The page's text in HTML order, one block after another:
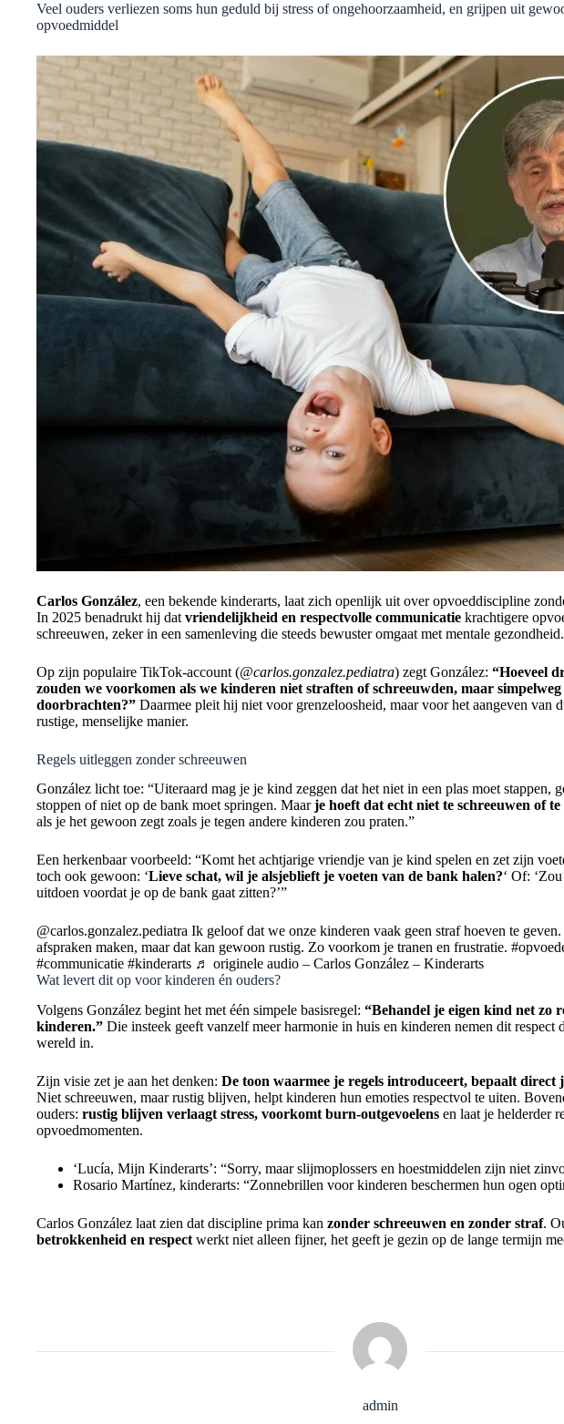
Veel ouders verliezen soms hun geduld bij stress of ongehoorzaamheid, en grijpen uit
opvoedmiddel
Carlos González, een bekende kinderarts, laat zich openlijk uit over opvoeddiscipline
In 2025 benadrukt hij dat vriendelijkheid en respectvolle communicatie krachtigere
schreeuwen, zeker in een samenleving die steeds bewuster omgaat met mentale gezondheid.
Op zijn populaire TikTok-account (@carlos.gonzalez.pediatra) zegt González: “Hoeveel
zouden we voorkomen als we kinderen niet straften of schreeuwden, maar
doorbrachten?” Daarmee pleit hij niet voor grenzeloosheid, maar voor het aangeven van
rustige, menselijke manier.
Regels uitleggen zonder schreeuwen
González licht toe: “Uiteraard mag je je kind zeggen dat het niet in een plas moet stappen,
stoppen of niet op de bank moet springen. Maarje hoeft dat echt niet te schreeuwen of
als je het gewoon zegt zoals je tegen andere kinderen zou praten.”
Een herkenbaar voorbeeld: “Komt het achtjarige vriendje van je kind spelen en zet zijn
toch ook gewoon: ‘Lieve schat, wil je alsjeblieft je voeten van de bank halen?‘ Of:
uitdoen voordat je op de bank gaat zitten?’”
@carlos.gonzalez.pediatra Ik geloof dat we onze kinderen vaak geen straf hoeven te
afspraken maken, maar dat kan gewoon rustig. Zo voorkom je tranen en frustratie.
#communicatie #kinderarts ♬ originele audio – Carlos González – Kinderarts
Wat levert dit op voor kinderen én ouders?
Volgens González begint het met één simpele basisregel: “Behandel je eigen kind net zo
kinderen.” Die insteek geeft vanzelf meer harmonie in huis en kinderen nemen dit respect
wereld in.
Zijn visie zet je aan het denken: De toon waarmee je regels introduceert, bepaalt direct
Niet schreeuwen, maar rustig blijven, helpt kinderen hun emoties respectvol te uiten.
ouders: rustig blijven verlaagt stress, voorkomt burn-outgevoelens en laat je helderder
opvoedmomenten.
‘Lucía, Mijn Kinderarts’: “Sorry, maar slijmoplossers en hoestmiddelen zijn niet
Rosario Martínez, kinderarts: “Zonnebrillen voor kinderen beschermen hun ogen
Carlos González laat zien dat discipline prima kan zonder schreeuwen en zonder straf.
betrokkenheid en respect werkt niet alleen fijner, het geeft je gezin op de lange termijn
admin